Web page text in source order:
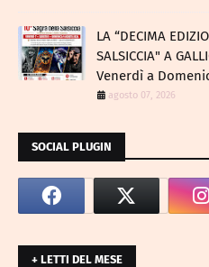
LA “DECIMA
SALSICCIA" A
Venerdì a
agosto 07, 2026
SOCIAL PLUGIN
+ LETTI DEL MESE